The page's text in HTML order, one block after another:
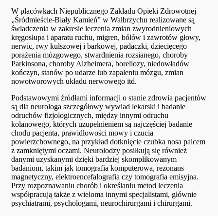
W placówkach Niepublicznego Zakładu Opieki Zdrowotnej
„Śródmieście-Biały Kamień” w Wałbrzychu realizowane są
świadczenia w zakresie leczenia zmian zwyrodnieniowych
kręgosłupa i aparatu ruchu, migren, bólów i zawrotów głowy,
nerwic, rwy kulszowej i barkowej, padaczki, dziecięcego
porażenia mózgowego, stwardnienia rozsianego, choroby
Parkinsona, choroby Alzheimera, boreliozy, niedowładów
kończyn, stanów po udarze lub zapaleniu mózgu, zmian
nowotworowych układu nerwowego itd.
Podstawowymi źródłami informacji o stanie zdrowia pacjentów
są dla neurologa szczegółowy wywiad lekarski i badanie
odruchów fizjologicznych, między innymi odruchu
kolanowego, których uzupełnieniem są najczęściej badanie
chodu pacjenta, prawidłowości mowy i czucia
powierzchownego, na przykład dotknięcie czubka nosa palcem
z zamkniętymi oczami. Neurolodzy posiłkują się również
danymi uzyskanymi dzięki bardziej skomplikowanym
badaniom, takim jak tomografia komputerowa, rezonans
magnetyczny, elektroencefalografia czy tomografia emisyjna.
Przy rozpoznawaniu chorób i określaniu metod leczenia
współpracują także z wieloma innymi specjalistami, głównie
psychiatrami, psychologami, neurochirurgami i chirurgami.